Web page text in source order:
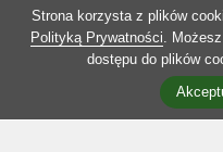
Strona korzysta z plików
Polityką Prywatności.
dostępu do plików